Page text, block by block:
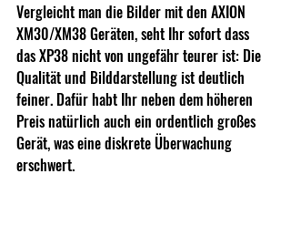
Vergleicht man die Bilder mit den AXION
XM30/XM38 Geräten, seht Ihr sofort dass
das XP38 nicht von ungefähr teurer ist: Die
Qualität und Bilddarstellung ist deutlich
feiner. Dafür habt Ihr neben dem höheren
Preis natürlich auch ein ordentlich großes
Gerät, was eine diskrete Überwachung
erschwert.